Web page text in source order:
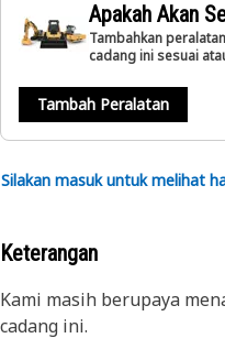
Apakah Akan
Tambahkan
cadang ini sesuai
Tambah Peralatan
Silakan masuk untuk melihat
Keterangan
Kami masih berupaya
cadang ini.